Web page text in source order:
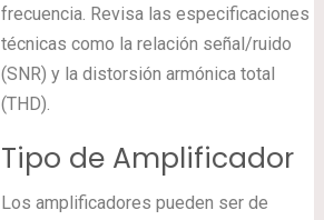
frecuencia. Revisa las especificaciones
técnicas como la relación señal/ruido
(SNR) y la distorsión armónica total
(THD).
Tipo de Amplificador
Los amplificadores pueden ser de